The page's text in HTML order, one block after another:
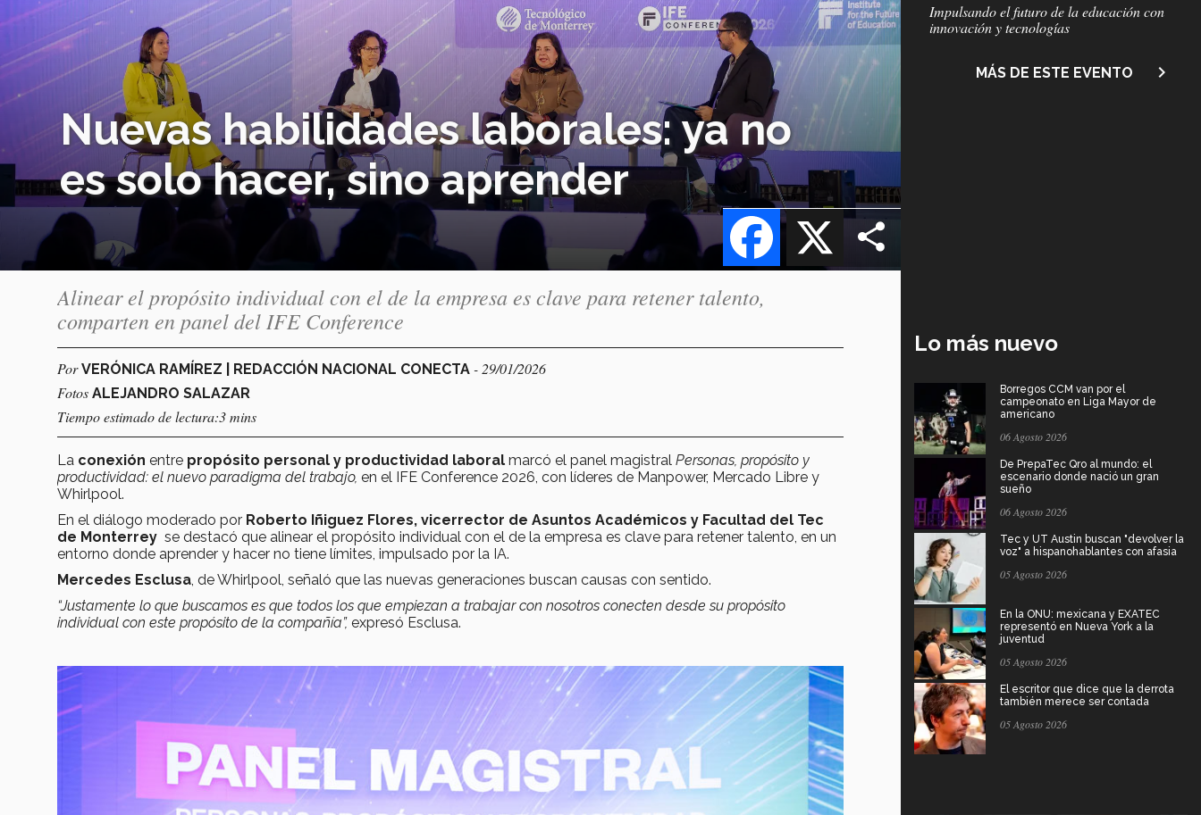
Nuevas habilidades laborales: ya no
es solo hacer, sino aprender
X
Facebook
Subtítulo
Impulsando el futuro de la educación con
innovación y tecnologías
MÁS DE ESTE EVENTO navigate_next
Alinear el propósito individual con el de la empresa es clave para retener talento,
comparten en panel del IFE Conference
PorVERÓNICA RAMÍREZ | REDACCIÓN NACIONAL CONECTA - 29/01/2026
Fotos ALEJANDRO SALAZAR
Tiempo estimado de lectura:3 mins
La conexión entre propósito personal y productividad laboral marcó el panel magistral Personas, propósito y
productividad: el nuevo paradigma del trabajo, en el IFE Conference 2026, con líderes de Manpower, Mercado Libre y
Whirlpool.
En el diálogo moderado por Roberto Iñiguez Flores, vicerrector de Asuntos Académicos y Facultad del Tec
de Monterrey se destacó que alinear el propósito individual con el de la empresa es clave para retener talento, en un
entorno donde aprender y hacer no tiene límites, impulsado por la IA.
Mercedes Esclusa, de Whirlpool, señaló que las nuevas generaciones buscan causas con sentido.
“Justamente lo que buscamos es que todos los que empiezan a trabajar con nosotros conecten desde su propósito
individual con este propósito de la compañía”, expresó Esclusa.
Lo más nuevo
Borregos CCM van por el
campeonato en Liga Mayor de
americano
06 Agosto 2026
De PrepaTec Qro al mundo: el
escenario donde nació un gran
sueño
06 Agosto 2026
Tec y UT Austin buscan "devolver la
voz" a hispanohablantes con afasia
05 Agosto 2026
En la ONU: mexicana y EXATEC
representó en Nueva York a la
juventud
05 Agosto 2026
El escritor que dice que la derrota
también merece ser contada
05 Agosto 2026